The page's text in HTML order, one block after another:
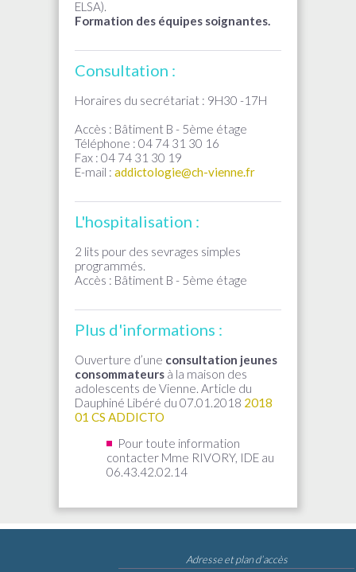
ELSA).
Formation des équipes soignantes.
Consultation :
Horaires du secrétariat : 9H30 -17H
Accès : Bâtiment B - 5ème étage
Téléphone : 04 74 31 30 16
Fax : 04 74 31 30 19
E-mail : addictologie@ch-vienne.fr
L'hospitalisation :
2 lits pour des sevrages simples
programmés.
Accès : Bâtiment B - 5ème étage
Plus d'informations :
Ouverture d’une consultation jeunes
consommateurs à la maison des
adolescents de Vienne. Article du
Dauphiné Libéré du 07.01.2018 2018
01 CS ADDICTO
Pour toute information
contacter Mme RIVORY, IDE au
06.43.42.02.14
Adresse et plan d’accès